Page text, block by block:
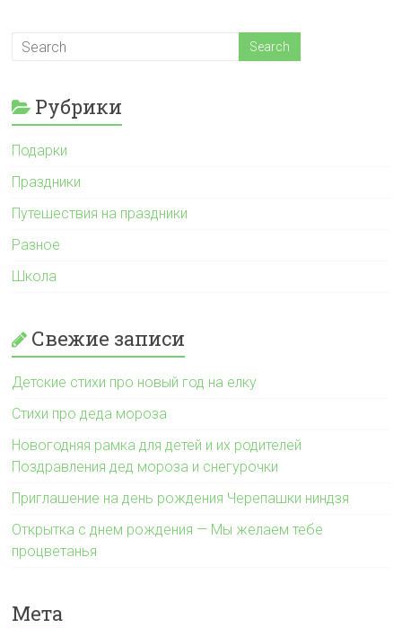
Рубрики
Подарки
Праздники
Путешествия на праздники
Разное
Школа
Свежие записи
Детские стихи про новый год на елку
Стихи про деда мороза
Новогодняя рамка для детей и их родителей
Поздравления дед мороза и снегурочки
Приглашение на день рождения Черепашки ниндзя
Открытка с днем рождения — Мы желаем тебе
процветанья
Мета